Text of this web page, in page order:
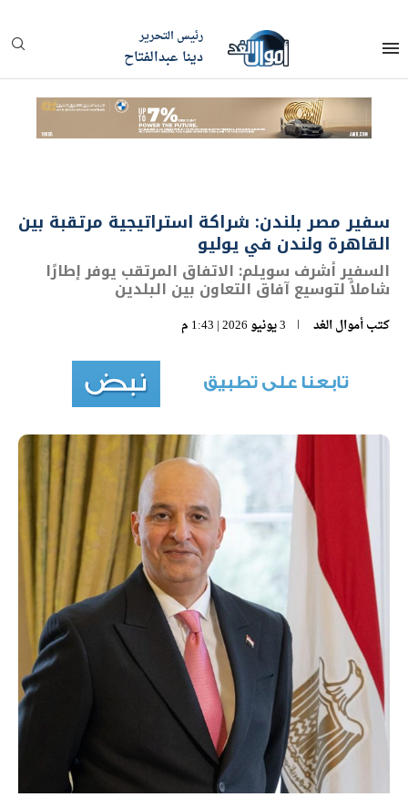
رئيس التحرير
دينا عبدالفتاح
سفير مصر بلندن: شراكة استراتيجية مرتقبة بين
القاهرة ولندن في يوليو
السفير أشرف سويلم: الاتفاق المرتقب يوفر إطارًا
شاملاً لتوسيع آفاق التعاون بين البلدين
كتبأموال الغد 3 يونيو 2026 | 1:43 م